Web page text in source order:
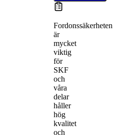
Fordonssäkerheten
är
mycket
viktig
för
SKF
och
våra
delar
håller
hög
kvalitet
och